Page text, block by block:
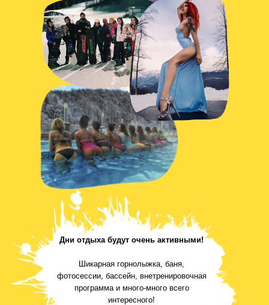
Дни отдыха будут очень активными!
Шикарная горнолыжка, баня,
фотосессии, бассейн, внетренировочная
программа и много-много всего
интересного!